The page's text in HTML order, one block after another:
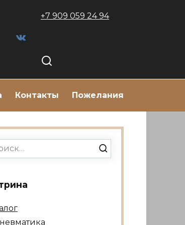
+7 909 059 24 94
Контакты Пожелания